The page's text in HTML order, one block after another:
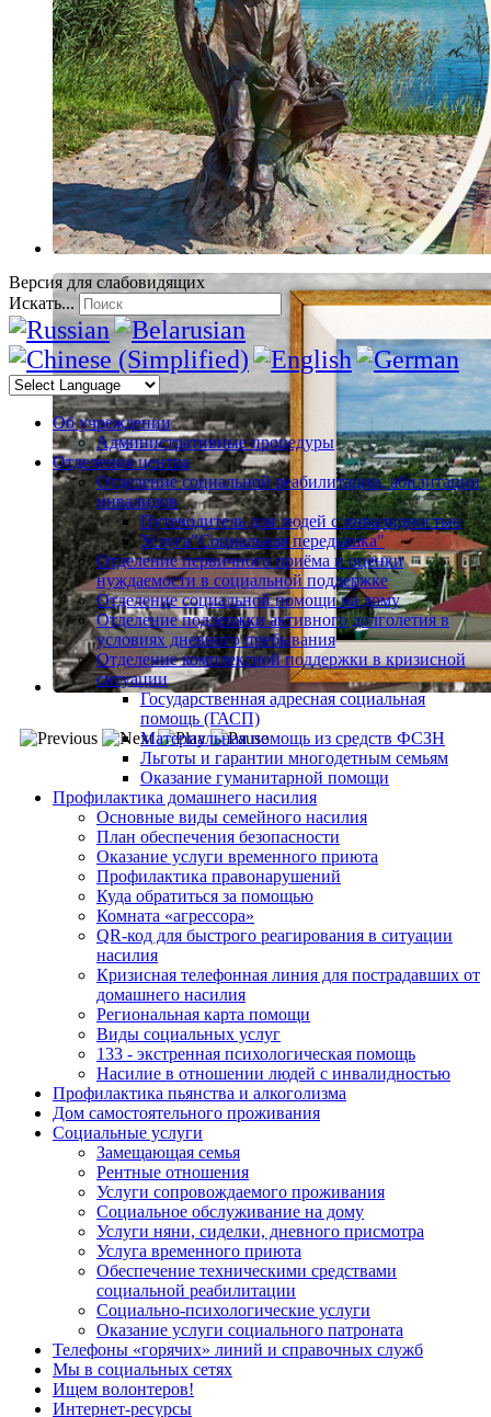
Версия для слабовидящих
Искать...
Об учреждении
Административные процедуры
Отделения центра
Отделение социальной реабилитации, абилитации
инвалидов
Путеводитель для людей с инвалидностью
Услуга"Социальная передышка"
Отделение первичного приёма и оценки
нуждаемости в социальной поддержке
Отделение социальной помощи на дому
Отделение поддержки активного долголетия в
условиях дневного пребывания
Отделение комплексной поддержки в кризисной
ситуации
Государственная адресная социальная
помощь (ГАСП)
Материальная помощь из средств ФСЗН
Льготы и гарантии многодетным семьям
Оказание гуманитарной помощи
Профилактика домашнего насилия
Основные виды семейного насилия
План обеспечения безопасности
Оказание услуги временного приюта
Профилактика правонарушений
Куда обратиться за помощью
Комната «агрессора»
QR-код для быстрого реагирования в ситуации
насилия
Кризисная телефонная линия для пострадавших от
домашнего насилия
Региональная карта помощи
Виды социальных услуг
133 - экстренная психологическая помощь
Насилие в отношении людей с инвалидностью
Профилактика пьянства и алкоголизма
Дом самостоятельного проживания
Социальные услуги
Замещающая семья
Рентные отношения
Услуги сопровождаемого проживания
Социальное обслуживание на дому
Услуги няни, сиделки, дневного присмотра
Услуга временного приюта
Обеспечение техническими средствами
социальной реабилитации
Социально-психологические услуги
Оказание услуги социального патроната
Телефоны «горячих» линий и справочных служб
Мы в социальных сетях
Ищем волонтеров!
Интернет-ресурсы